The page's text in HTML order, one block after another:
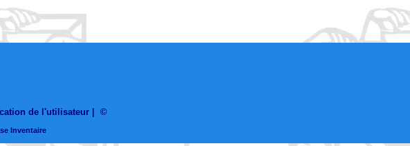
de l'utilisateur ©
Inventaire